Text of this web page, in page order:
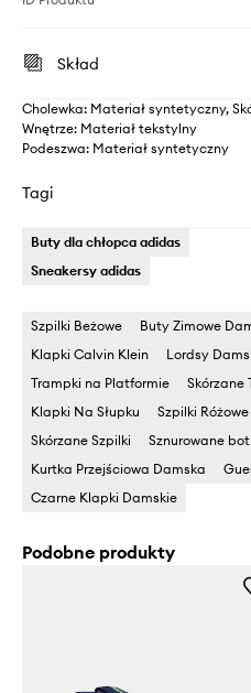
Skład
Cholewka: Materiał syntetyczny,
Wnętrze: Materiał tekstylny
Podeszwa: Materiał syntetyczny
Tagi
Buty dla chłopca adidas
Sneakersy adidas
Szpilki Beżowe Buty Zimowe
Klapki Calvin Klein
Lordsy
Trampki na Platformie
Skórzane
Klapki Na Słupku
Szpilki Różowe
Skórzane Szpilki
Sznurowane
Kurtka Przejściowa Damska
Czarne Klapki Damskie
Podobne produkty